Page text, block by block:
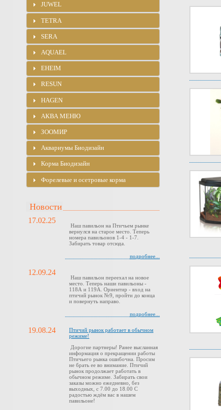
JUWEL
TETRA
SERA
AQUAEL
EHEIM
RESUN
HAGEN
АКВА МЕНЮ
ЗООМИР
Аквариумы Биодизайн
Корма Биодизайн
Форелевые и осетровые корма
Новости
17.02.25
Наш павильон на Птичьем рынке
вернулся на старое место. Теперь
номера павильонов 1-4 - 1-7.
Забирать товар отсюда.
подробнее...
12.09.24
Наш павильон переехал на новое
место. Теперь наши павильоны -
118А и 119А. Ориентир - вход на
птичий рынок №9, пройти до конца
и повернуть направо.
подробнее...
19.08.24
Птичий рынок работает в обычном
режиме!
Дорогие партнеры! Ранее высланная
информация о прекращении работы
Птичьего рынка ошибочна. Просим
не брать ее во внимание. Птичий
рынок продолжает работать в
обычном режиме. Забирать свои
заказы можно ежедневно, без
выходных, с 7.00 до 18.00 С
радостью ждём вас в нашем
павильоне!